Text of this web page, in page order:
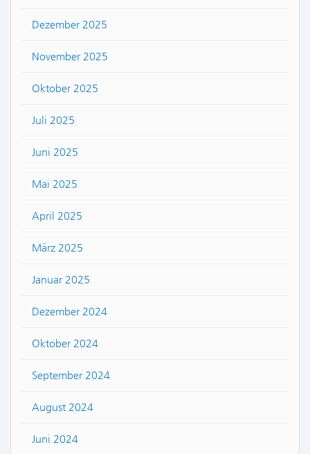
Dezember 2025
November 2025
Oktober 2025
Juli 2025
Juni 2025
Mai 2025
April 2025
März 2025
Januar 2025
Dezember 2024
Oktober 2024
September 2024
August 2024
Juni 2024